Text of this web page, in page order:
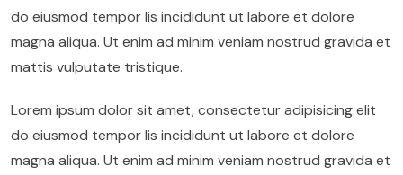
do eiusmod tempor Iis incididunt ut labore et dolore
magna aliqua. Ut enim ad minim veniam nostrud gravida et
mattis vulputate tristique.
Lorem ipsum dolor sit amet, consectetur adipisicing elit
do eiusmod tempor Iis incididunt ut labore et dolore
magna aliqua. Ut enim ad minim veniam nostrud gravida et